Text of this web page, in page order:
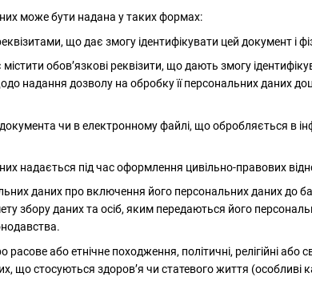
може бути надана у таких формах:
що дає змогу ідентифікувати цей документ і
обов’язкові реквізити, що дають змогу
надання дозволу на обробку її персональних даних
документа чи в електронному файлі, що обробляється в
надається під час оформлення цивільно-правових
даних про включення його персональних даних до
збору даних та осіб, яким передаються його
або етнічне походження, політичні, релігійні або
що стосуються здоров’я чи статевого життя (особливі